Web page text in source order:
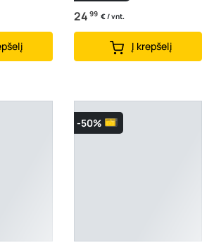
24 99 € / vnt.
Į krepšelį
-50%